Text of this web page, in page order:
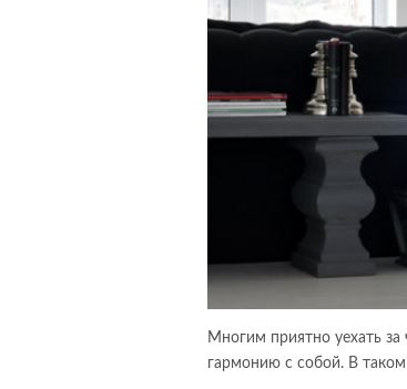
Многим приятно уехать за
гармонию с собой. В